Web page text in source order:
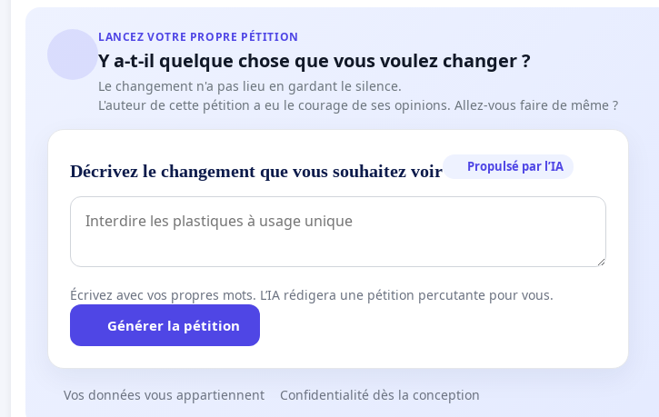
LANCEZ VOTRE PROPRE PÉTITION
Y a-t-il quelque chose que vous voulez changer ?
Le changement n'a pas lieu en gardant le silence.
L'auteur de cette pétition a eu le courage de ses opinions. Allez-vous faire de même ?
Décrivez le changement que vous souhaitez voir Propulsé par l’IA
Écrivez avec vos propres mots. L’IA rédigera une pétition percutante pour vous.
Générer la pétition
Vos données vous appartiennent Confidentialité dès la conception